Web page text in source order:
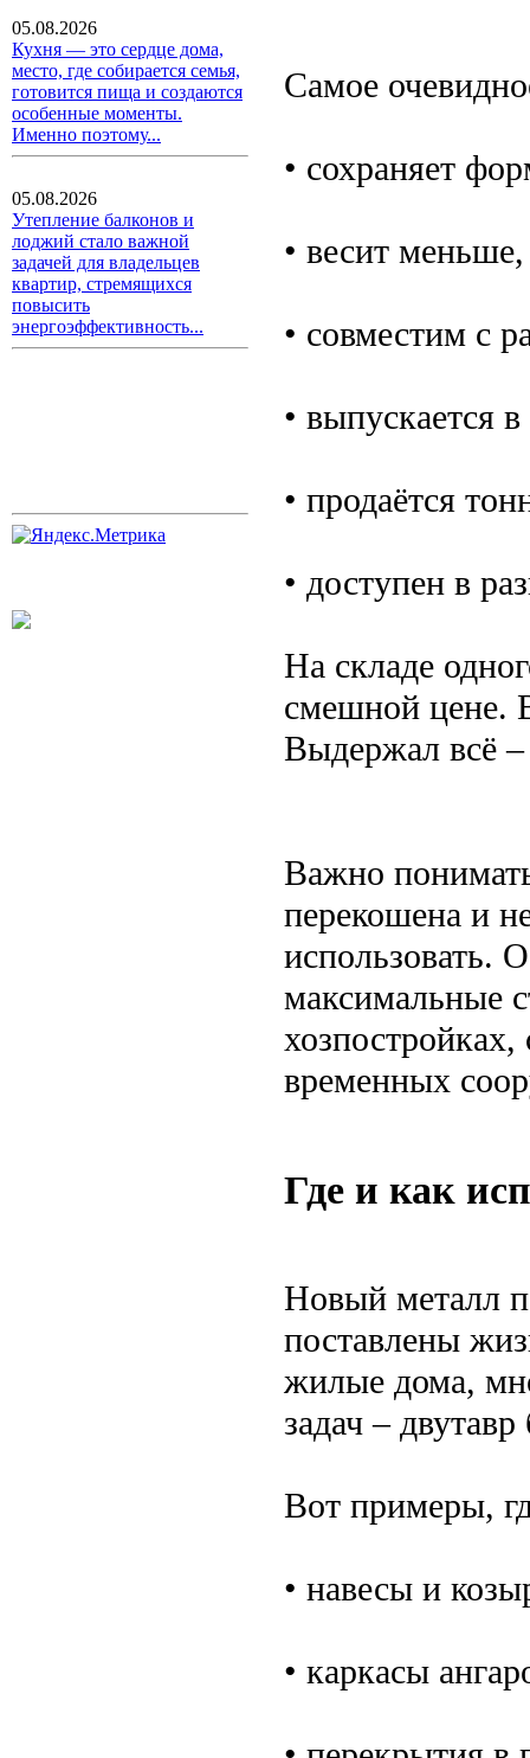
05.08.2026
Кухня — это сердце дома,
место, где собирается семья,
готовится пища и создаются
особенные моменты.
Именно поэтому...
05.08.2026
Утепление балконов и
лоджий стало важной
задачей для владельцев
квартир, стремящихся
повысить
энергоэффективность...
Самое
• сохраняет
• весит
• совместим с
• выпускается
• продаётся
• доступен в
На складе
смешной цене.
Выдержал всё
Важно
перекошена и
использовать.
максимальные
временных
Где и как
Новый металл
поставлены
жилые дома,
задач –
Вот примеры,
• навесы и
• каркасы